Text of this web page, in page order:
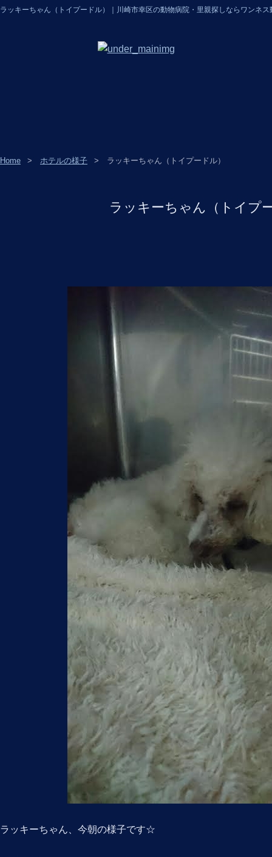
ラッキーちゃん（トイプードル）｜川崎市幸区の動物病院・里親探しならワンネス
Home ホテルの様子 ラッキーちゃん（トイプードル）
ラッキーちゃん（トイプ
ラッキーちゃん、今朝の様子です☆